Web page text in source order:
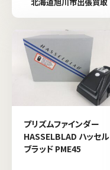
プリズムファインダー
HASSELBLAD ハッセル
ブラッド PME45